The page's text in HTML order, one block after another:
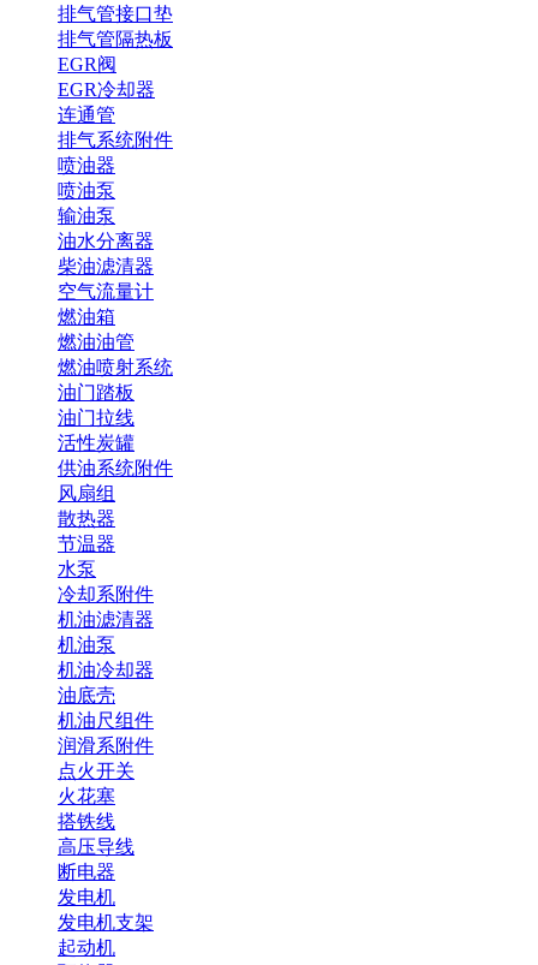
排气管接口垫
排气管隔热板
EGR阀
EGR冷却器
连通管
排气系统附件
喷油器
喷油泵
输油泵
油水分离器
柴油滤清器
空气流量计
燃油箱
燃油油管
燃油喷射系统
油门踏板
油门拉线
活性炭罐
供油系统附件
风扇组
散热器
节温器
水泵
冷却系附件
机油滤清器
机油泵
机油冷却器
油底壳
机油尺组件
润滑系附件
点火开关
火花塞
搭铁线
高压导线
断电器
发电机
发电机支架
起动机